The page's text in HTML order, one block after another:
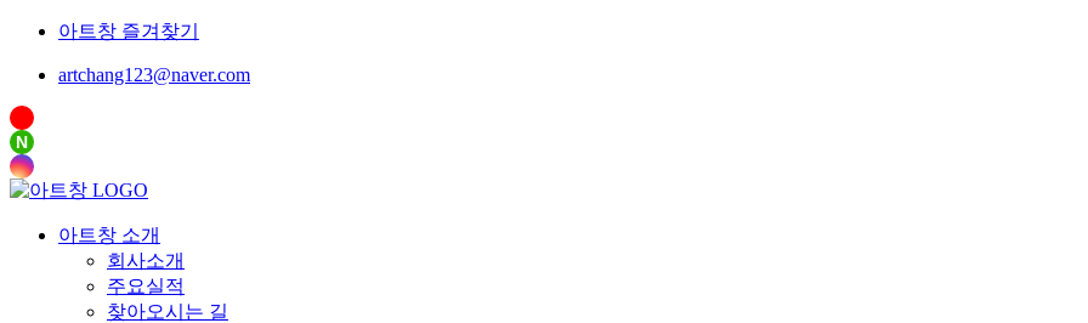
아트창 즐겨찾기
artchang123@naver.com
N
아트창 소개
회사소개
주요실적
찾아오시는 길